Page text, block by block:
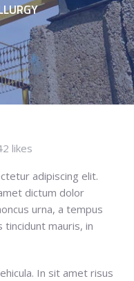
likes
adipiscing elit.
dictum dolor
urna, a tempus
mauris, in
In sit amet risus